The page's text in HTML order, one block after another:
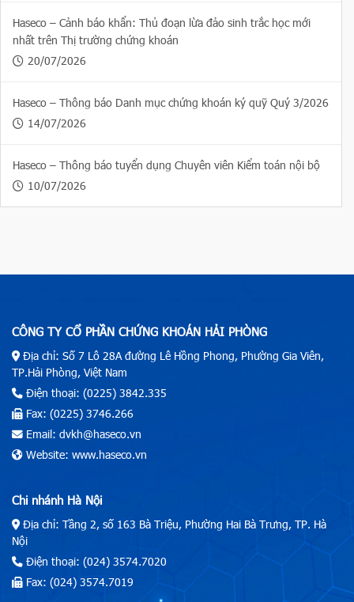
Haseco – Cảnh báo khẩn: Thủ đoạn lừa đảo sinh trắc học mới
nhất trên Thị trường chứng khoán
20/07/2026
Haseco – Thông báo Danh mục chứng khoán ký quỹ Quý 3/2026
14/07/2026
Haseco – Thông báo tuyển dụng Chuyên viên Kiểm toán nội bộ
10/07/2026
CÔNG TY CỔ PHẦN CHỨNG KHOÁN HẢI PHÒNG
Địa chỉ: Số 7 Lô 28A đường Lê Hồng Phong, Phường Gia Viên,
TP.Hải Phòng, Việt Nam
Điện thoại: (0225) 3842.335
Fax: (0225) 3746.266
Email: dvkh@haseco.vn
Website: www.haseco.vn
Chi nhánh Hà Nội
Địa chỉ: Tầng 2, số 163 Bà Triệu, Phường Hai Bà Trưng, TP. Hà
Nội
Điện thoại: (024) 3574.7020
Fax: (024) 3574.7019